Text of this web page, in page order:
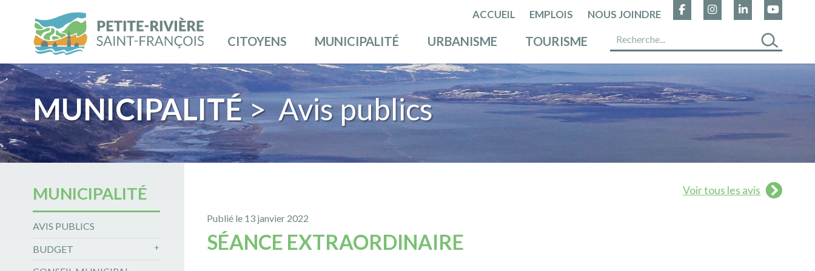
ACCUEIL EMPLOIS NOUS JOINDRE
CITOYENS MUNICIPALITÉ URBANISME TOURISME
MUNICIPALITÉ> Avis publics
MUNICIPALITÉ
AVIS PUBLICS
BUDGET
Voir tous les avis
Publié le 13 janvier 2022
SÉANCE EXTRAORDINAIRE